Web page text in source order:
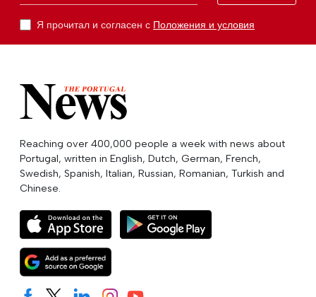
Я прочитал и согласен с Положения и условия
Reaching over 400,000 people a week with news about
Portugal, written in English, Dutch, German, French,
Swedish, Spanish, Italian, Russian, Romanian, Turkish and
Chinese.